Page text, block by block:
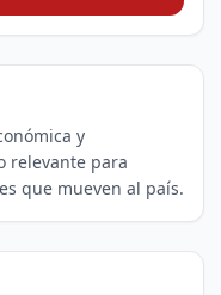
y
relevante para
que mueven al país.